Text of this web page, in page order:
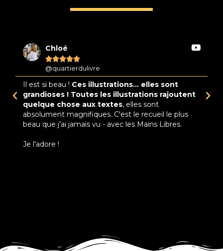
Chloé

@quartierdulivre
Il est si beau ! Ces illustrations... elles sont
grandioses ! Toutes les illustrations rajoutent
quelque chose aux textes, elles sont
absolument magnifiques. C'est le recueil le plus
beau que j'ai jamais vu - avec les Mains Libres.
Je l'adore !